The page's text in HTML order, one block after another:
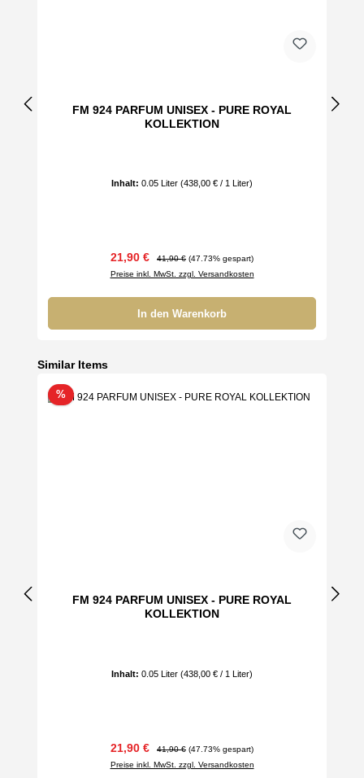
FM 924 PARFUM UNISEX - PURE ROYAL
KOLLEKTION
Inhalt: 0.05 Liter (438,00 € / 1 Liter)
Verkaufspreis:
21,90 € Regulärer Preis:
41,90 € (47.73% gespart)
Preise inkl. MwSt. zzgl. Versandkosten
In den Warenkorb
Produktgalerie überspringen
Similar Items
%Rabatt
FM 924 PARFUM UNISEX - PURE ROYAL
KOLLEKTION
Inhalt: 0.05 Liter (438,00 € / 1 Liter)
Verkaufspreis:
21,90 € Regulärer Preis:
41,90 € (47.73% gespart)
Preise inkl. MwSt. zzgl. Versandkosten